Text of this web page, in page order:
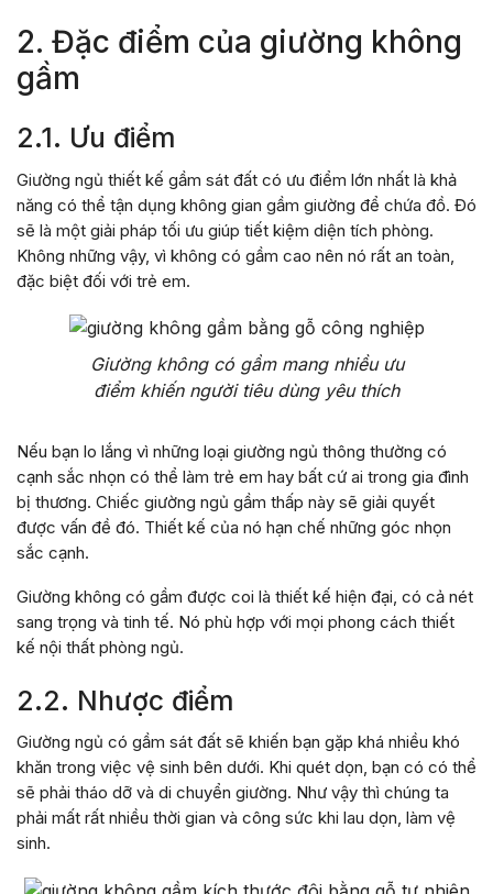
2. Đặc điểm của giường không
gầm
2.1. Ưu điểm
Giường ngủ thiết kế gầm sát đất có ưu điểm lớn nhất là khả
năng có thể tận dụng không gian gầm giường để chứa đồ. Đó
sẽ là một giải pháp tối ưu giúp tiết kiệm diện tích phòng.
Không những vậy, vì không có gầm cao nên nó rất an toàn,
đặc biệt đối với trẻ em.
Giường không có gầm mang nhiều ưu
điểm khiến người tiêu dùng yêu thích
Nếu bạn lo lắng vì những loại giường ngủ thông thường có
cạnh sắc nhọn có thể làm trẻ em hay bất cứ ai trong gia đình
bị thương. Chiếc giường ngủ gầm thấp này sẽ giải quyết
được vấn đề đó. Thiết kế của nó hạn chế những góc nhọn
sắc cạnh.
Giường không có gầm được coi là thiết kế hiện đại, có cả nét
sang trọng và tinh tế. Nó phù hợp với mọi phong cách thiết
kế nội thất phòng ngủ.
2.2. Nhược điểm
Giường ngủ có gầm sát đất sẽ khiến bạn gặp khá nhiều khó
khăn trong việc vệ sinh bên dưới. Khi quét dọn, bạn có có thể
sẽ phải tháo dỡ và di chuyển giường. Như vậy thì chúng ta
phải mất rất nhiều thời gian và công sức khi lau dọn, làm vệ
sinh.